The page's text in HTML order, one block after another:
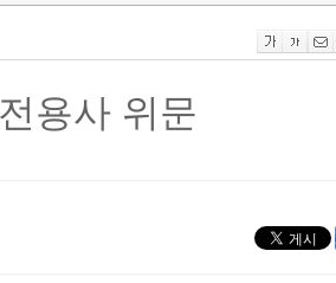
용사 위문